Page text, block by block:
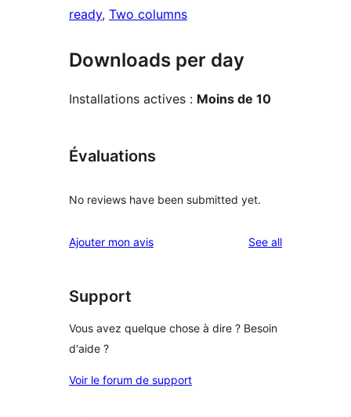
ready, Two columns
Downloads per day
Installations actives : Moins de 10
Évaluations
No reviews have been submitted yet.
Ajouter mon avis See allreviews
Support
Vous avez quelque chose à dire ? Besoin
d'aide ?
Voir le forum de support